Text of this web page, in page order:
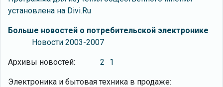
установлена на Divi.Ru
Больше новостей о потребительской электронике
Новости 2003-2007
Архивы новостей: 2 1
Электроника и бытовая техника в продаже: